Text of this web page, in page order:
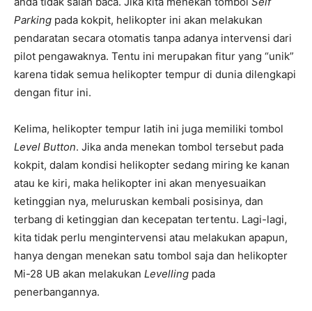
Parking pada kokpit, helikopter ini akan melakukan
pendaratan secara otomatis tanpa adanya intervensi dari
pilot pengawaknya. Tentu ini merupakan fitur yang “unik”
karena tidak semua helikopter tempur di dunia dilengkapi
dengan fitur ini.
Kelima, helikopter tempur latih ini juga memiliki tombol
Level Button. Jika anda menekan tombol tersebut pada
kokpit, dalam kondisi helikopter sedang miring ke kanan
atau ke kiri, maka helikopter ini akan menyesuaikan
ketinggian nya, meluruskan kembali posisinya, dan
terbang di ketinggian dan kecepatan tertentu. Lagi-lagi,
kita tidak perlu mengintervensi atau melakukan apapun,
hanya dengan menekan satu tombol saja dan helikopter
Mi-28 UB akan melakukan Levelling pada
penerbangannya.